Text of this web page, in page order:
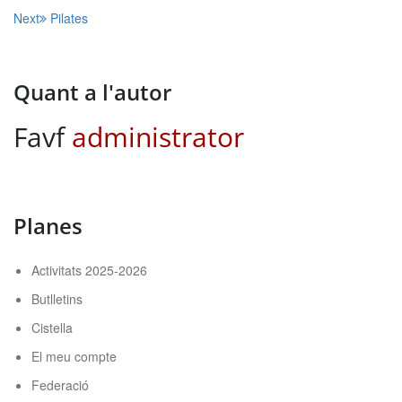
Navegació
Next Pilates
Quant a l'autor
Favfadministrator
Planes
Activitats 2025-2026
Butlletins
Cistella
El meu compte
Federació